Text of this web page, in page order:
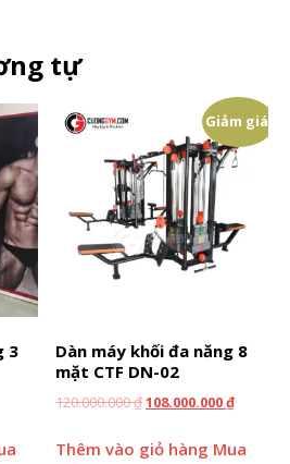
tự
3
Giảm giá!
Dàn máy khối đa năng 8
mặt CTF DN-02
120.000.000₫108.000.000₫
Thêm vào giỏ hàng Mua